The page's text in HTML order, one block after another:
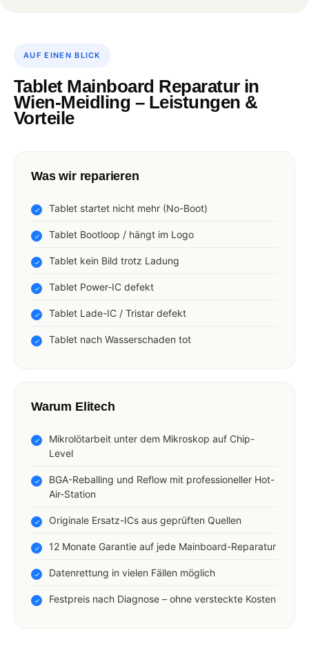
AUF EINEN BLICK
Tablet Mainboard Reparatur in
Wien-Meidling – Leistungen &
Vorteile
Was wir reparieren
Tablet startet nicht mehr (No-Boot)
Tablet Bootloop / hängt im Logo
Tablet kein Bild trotz Ladung
Tablet Power-IC defekt
Tablet Lade-IC / Tristar defekt
Tablet nach Wasserschaden tot
Warum Elitech
Mikrolötarbeit unter dem Mikroskop auf Chip-
Level
BGA-Reballing und Reflow mit professioneller Hot-
Air-Station
Originale Ersatz-ICs aus geprüften Quellen
12 Monate Garantie auf jede Mainboard-Reparatur
Datenrettung in vielen Fällen möglich
Festpreis nach Diagnose – ohne versteckte Kosten